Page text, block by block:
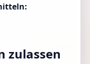
zulassen